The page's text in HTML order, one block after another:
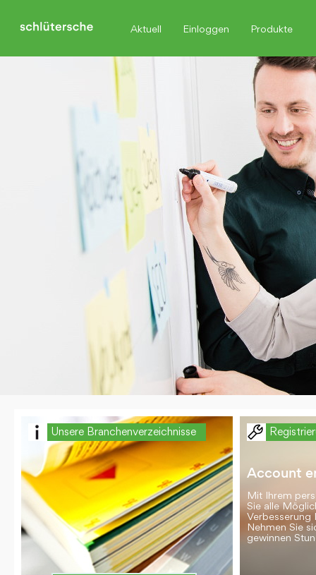
Aktuell Einloggen Produkte
Unsere Branchenverzeichnisse
Account
Mit Ihrem
Sie alle
Verbesserung
Nehmen Sie
gewinnen